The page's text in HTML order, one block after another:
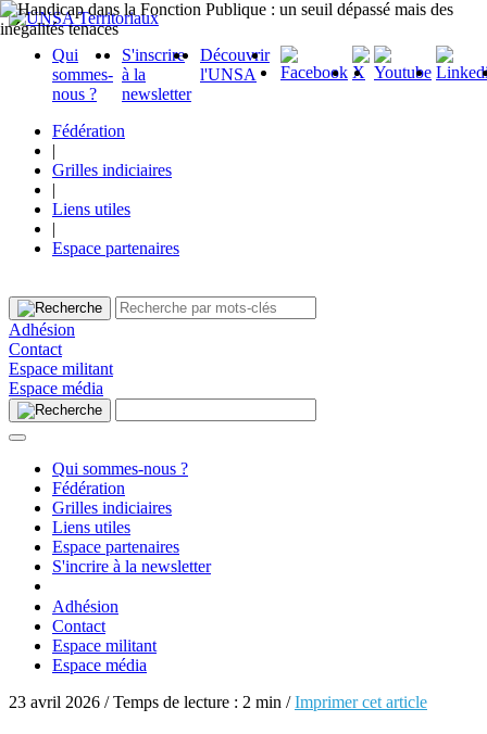
Qui
sommes-
nous ?
S'inscrire
à la
newsletter
Découvrir
l'UNSA
Fédération
|
Grilles indiciaires
|
Liens utiles
|
Espace partenaires
Adhésion
Contact
Espace militant
Espace média
Qui sommes-nous ?
Fédération
Grilles indiciaires
Liens utiles
Espace partenaires
S'incrire à la newsletter
Adhésion
Contact
Espace militant
Espace média
23 avril 2026 / Temps de lecture : 2 min /Imprimer cet article